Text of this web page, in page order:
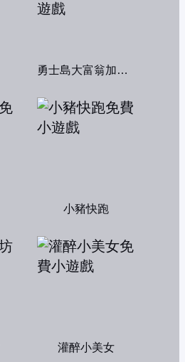
勇士島大富翁加強版
小豬快跑
灌醉小美女